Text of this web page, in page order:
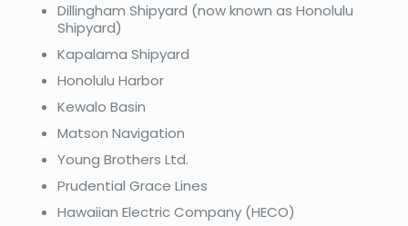
Dillingham Shipyard (now known as Honolulu
Shipyard)
Kapalama Shipyard
Honolulu Harbor
Kewalo Basin
Matson Navigation
Young Brothers Ltd.
Prudential Grace Lines
Hawaiian Electric Company (HECO)